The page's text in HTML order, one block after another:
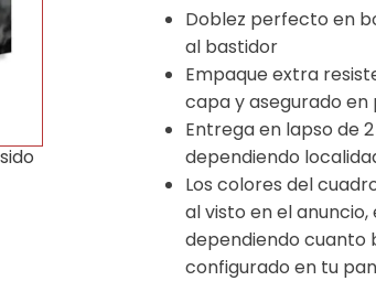
Doblez perfecto en
al bastidor
Empaque extra
capa y asegurado
Entrega en lapso de
dependiendo
Los colores del
al visto en el anuncio,
dependiendo cuanto
configurado en tu